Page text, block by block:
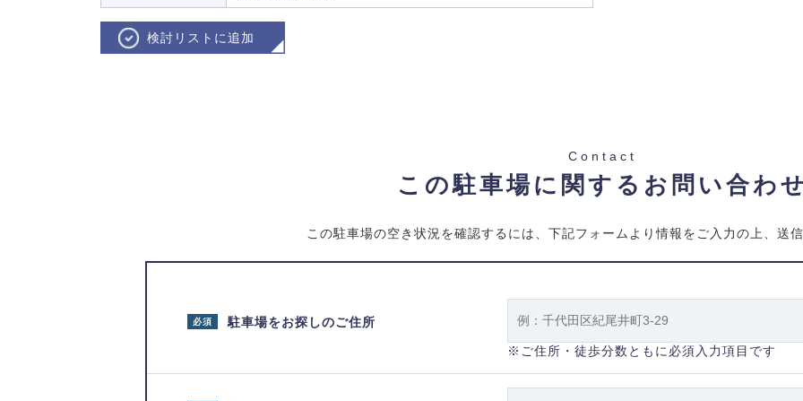
検討リストに追加
Contact
この駐車場に関するお問い合わせ
この駐車場の空き状況を確認するには、下記フォームより情報をご入力の上、送信
駐車場をお探しのご住所
必須
※ご住所・徒歩分数ともに必須入力項目です